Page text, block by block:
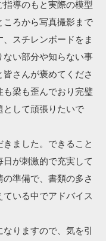
導のもと実際の模型
ころから写真撮影まで
スチレンボードをま
ない部分や知らない事
さんが褒めてくださ
も梁も歪んでおり完璧
として頑張りたいで
ました。できること
が刺激的で充実して
準備で、書類の多さ
いる中でアドバイス
りますので、気を引